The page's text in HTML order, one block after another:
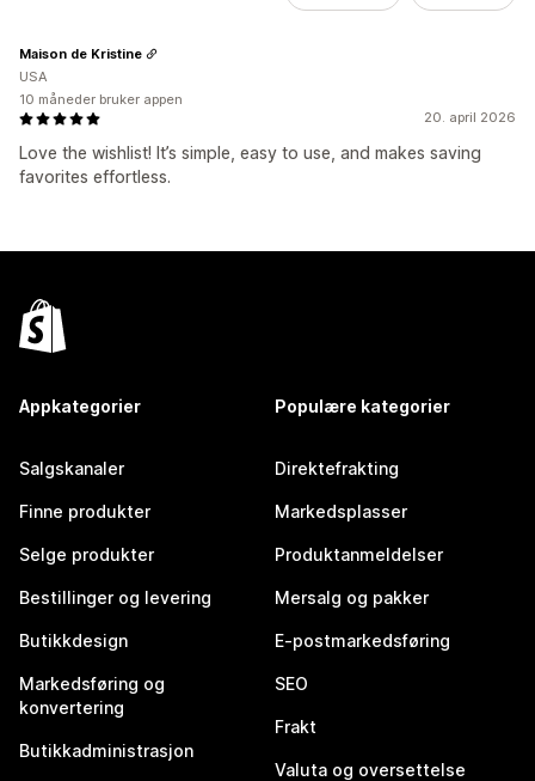
20. april 2026
Love the wishlist! It’s simple, easy to use, and makes saving
favorites effortless.
Maison de Kristine
USA
10 måneder bruker appen
Appkategorier
Salgskanaler
Finne produkter
Selge produkter
Bestillinger og levering
Butikkdesign
Markedsføring og
konvertering
Butikkadministrasjon
Populære kategorier
Direktefrakting
Markedsplasser
Produktanmeldelser
Mersalg og pakker
E-postmarkedsføring
SEO
Frakt
Valuta og oversettelse